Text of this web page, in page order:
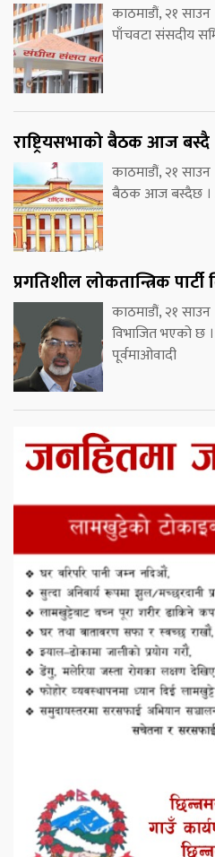
काठमाडौं, २१
पाँचवटा संसदीय
राष्ट्रियसभाको बैठक आज बस्दै
काठमाडौं, २१
बैठक आज बस्दैछ ।
प्रगतिशील लोकतान्त्रिक
काठमाडौं, २१ साउन
विभाजित भएको छ ।
पूर्वमाओवादी